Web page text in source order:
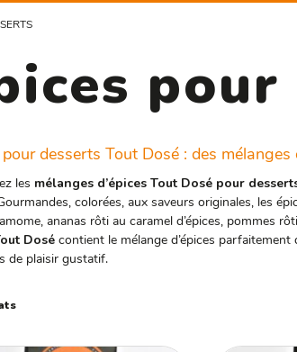
desserts Tout Dosé : des
les mélanges d’épices Tout Dosé pour
colorées, aux saveurs originales, les
ananas rôti au caramel d’épices, pommes
Dosécontient le mélange d’épices
de plaisir gustatif.